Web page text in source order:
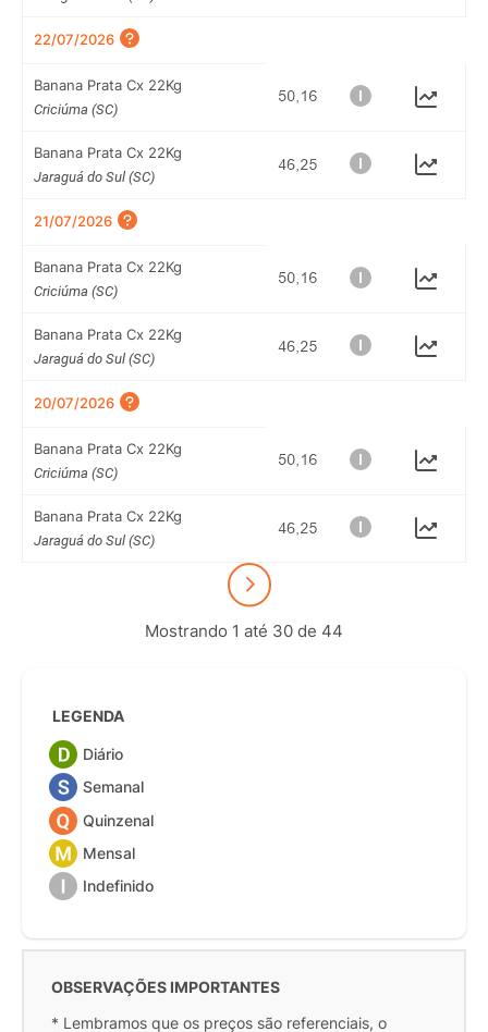
22/07/2026
Banana Prata Cx 22Kg
Criciúma (SC)
Banana Prata Cx 22Kg
Jaraguá do Sul (SC)
21/07/2026
Banana Prata Cx 22Kg
Criciúma (SC)
Banana Prata Cx 22Kg
Jaraguá do Sul (SC)
20/07/2026
Banana Prata Cx 22Kg
Criciúma (SC)
Banana Prata Cx 22Kg
Jaraguá do Sul (SC)
Mostrando 1 até 30 de 44
LEGENDA
Diário
Semanal
Quinzenal
Mensal
Indefinido
OBSERVAÇÕES IMPORTANTES
* Lembramos que os preços são referenciais, o